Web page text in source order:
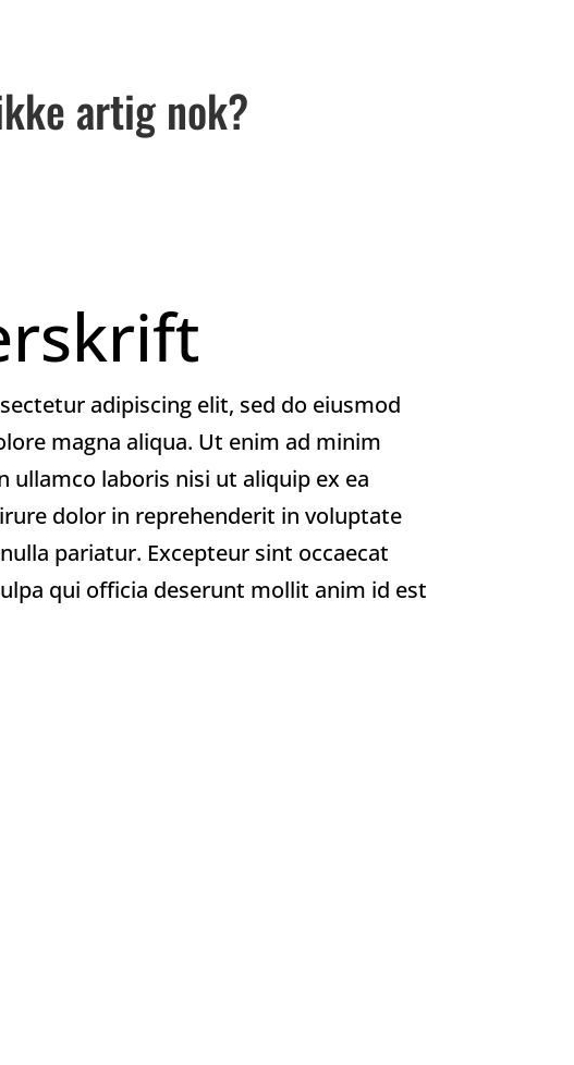
artig nok?
adipiscing elit, sed do eiusmod
magna aliqua. Ut enim ad minim
laboris nisi ut aliquip ex ea
dolor in reprehenderit in voluptate
pariatur. Excepteur sint occaecat
qui officia deserunt mollit anim id est